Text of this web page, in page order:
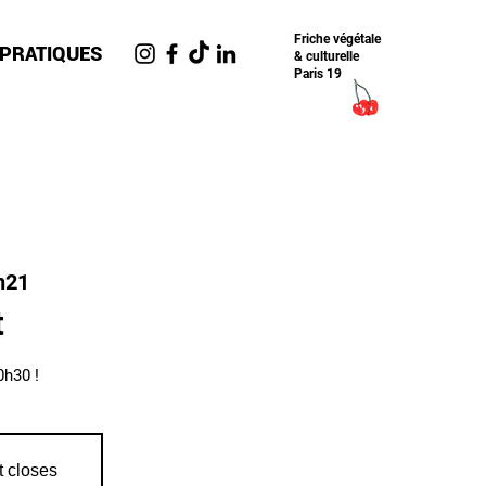
Friche​ végétale
& culturelle
Paris 19
closes